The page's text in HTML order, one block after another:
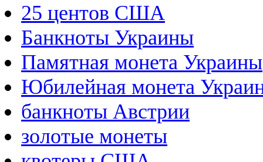
25 центов США
Банкноты Украины
Памятная монета Украины
Юбилейная монета
банкноты Австрии
золотые монеты